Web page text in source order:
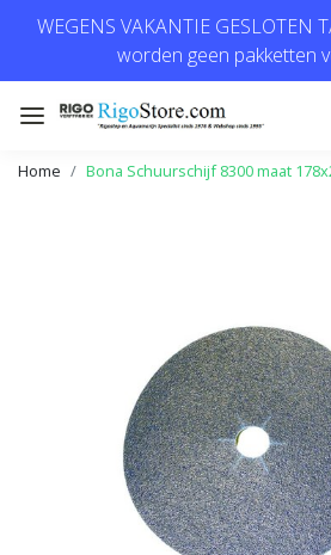
WEGENS VAKANTIE GESLOTEN
worden geen pakketten
Home Bona Schuurschijf 8300 maat